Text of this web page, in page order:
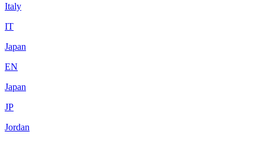
Italy
IT
Japan
EN
Japan
JP
Jordan